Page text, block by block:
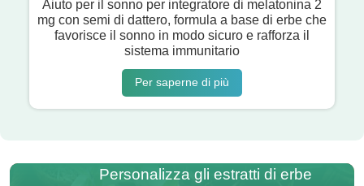
Aiuto per il sonno per integratore di melatonina 2
mg con semi di dattero, formula a base di erbe che
favorisce il sonno in modo sicuro e rafforza il
sistema immunitario
Per saperne di più
Personalizza gli estratti di erbe